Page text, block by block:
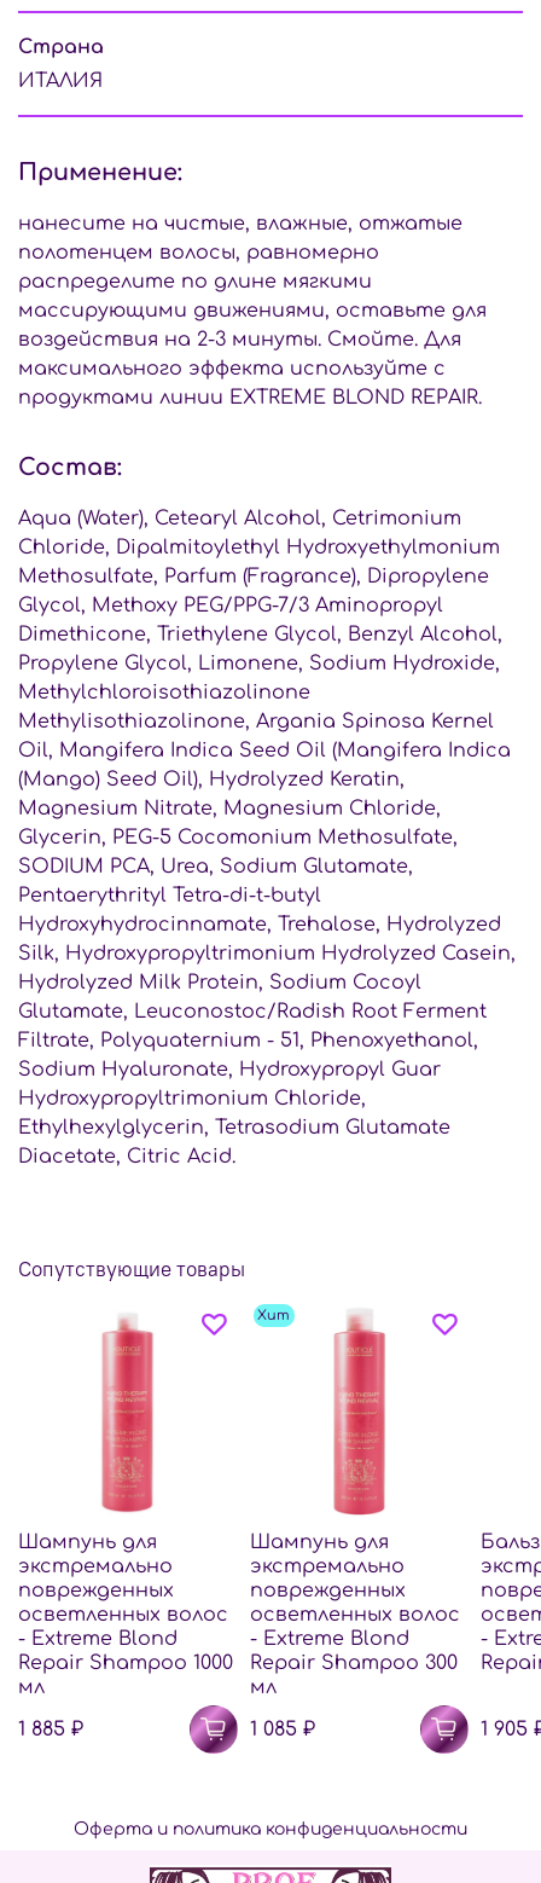
Страна
ИТАЛИЯ
Применение:
нанесите на чистые, влажные, отжатые
полотенцем волосы, равномерно
распределите по длине мягкими
массирующими движениями, оставьте для
воздействия на 2-3 минуты. Смойте. Для
максимального эффекта используйте с
продуктами линии EXTREME BLOND REPAIR.
Состав:
Aqua (Water), Cetearyl Alcohol, Cetrimonium
Chloride, Dipalmitoylethyl Hydroxyethylmonium
Methosulfate, Parfum (Fragrance), Dipropylene
Glycol, Methoxy PEG/PPG-7/3 Aminopropyl
Dimethicone, Triethylene Glycol, Benzyl Alcohol,
Propylene Glycol, Limonene, Sodium Hydroxide,
Methylchloroisothiazolinone
Methylisothiazolinone, Argania Spinosa Kernel
Oil, Mangifera Indica Seed Oil (Mangifera Indica
(Mango) Seed Oil), Hydrolyzed Keratin,
Magnesium Nitrate, Magnesium Chloride,
Glycerin, PEG-5 Cocomonium Methosulfate,
SODIUM PCA, Urea, Sodium Glutamate,
Pentaerythrityl Tetra-di-t-butyl
Hydroxyhydrocinnamate, Trehalose, Hydrolyzed
Silk, Hydroxypropyltrimonium Hydrolyzed Casein,
Hydrolyzed Milk Protein, Sodium Cocoyl
Glutamate, Leuconostoc/Radish Root Ferment
Filtrate, Polyquaternium - 51, Phenoxyethanol,
Sodium Hyaluronate, Hydroxypropyl Guar
Hydroxypropyltrimonium Chloride,
Ethylhexylglycerin, Tetrasodium Glutamate
Diacetate, Citric Acid.
Сопутствующие товары
Шампунь для
экстремально
поврежденных
осветленных волос
- Extreme Blond
Repair Shampoo 1000
мл
1 885 ₽
Хит
Шампунь для
экстремально
поврежденных
осветленных волос
- Extreme Blond
Repair Shampoo 300
мл
1 085 ₽
-
1 905
Оферта и политика конфиденциальности